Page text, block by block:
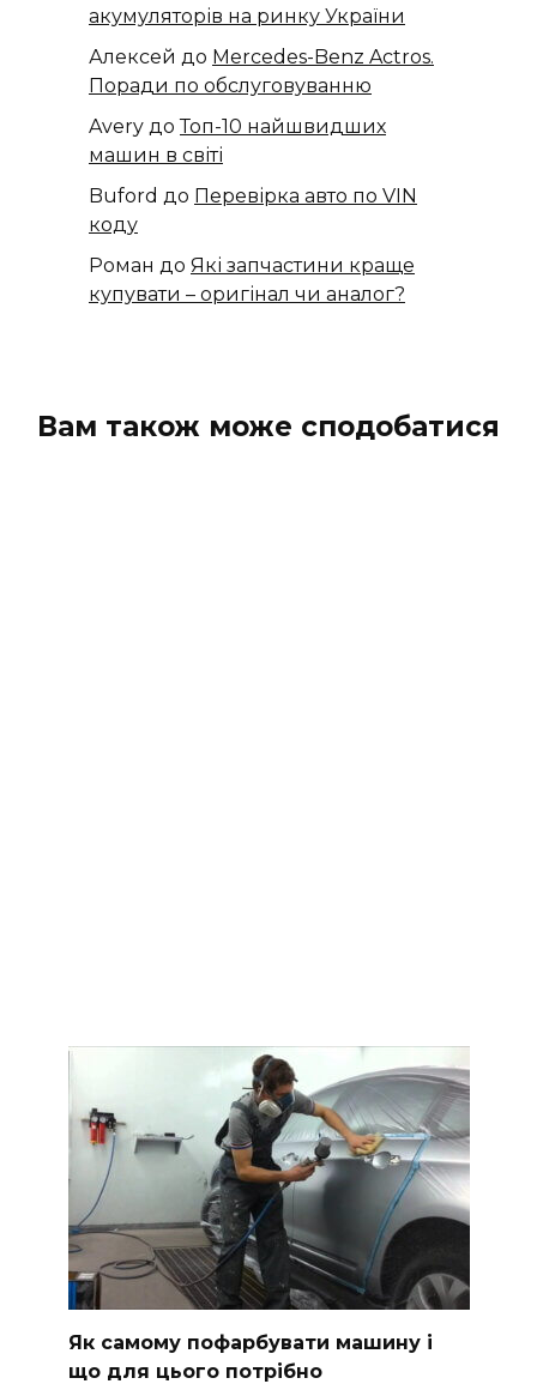
акумуляторів на ринку України
Алексей до ​​Mercedes-Benz Actros.
Поради по обслуговуванню
Avery доТоп-10 найшвидших
машин в світі
Buford до Перевірка авто по VIN
коду
Роман до Які запчастини краще
купувати – оригінал чи аналог?
Вам також може сподобатися
Як самому пофарбувати машину і
що для цього потрібно